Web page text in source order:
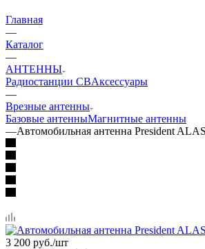
Главная
—
Каталог
—
АНТЕННЫ
Радиостанции CBАксессуары
—
Врезные антенны
Базовые антенныМагнитные антенны
—Автомобильная антенна President
3 200 руб./шт